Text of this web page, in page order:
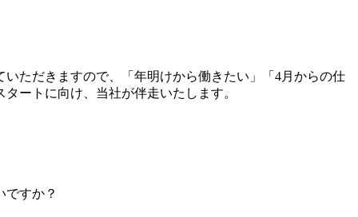
ただきますので、
「年明けから働きたい」「4月からの仕
ートに向け、当社が伴走いたします。
ですか？